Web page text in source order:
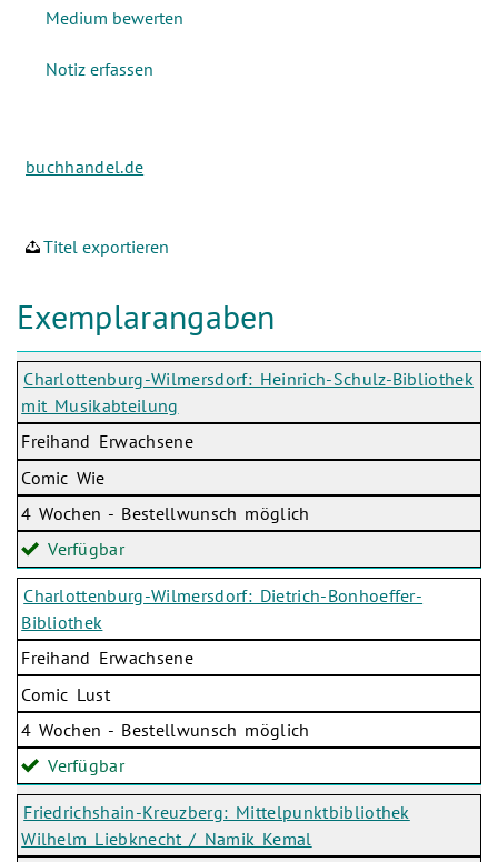
buchhandel.de
Titel exportieren
Exemplarangaben
Charlottenburg-Wilmersdorf: Heinrich-Schulz-Bibliothek
mit Musikabteilung
Freihand Erwachsene
Comic Wie
4 Wochen - Bestellwunsch möglich
Verfügbar
Charlottenburg-Wilmersdorf: Dietrich-Bonhoeffer-
Bibliothek
Freihand Erwachsene
Comic Lust
4 Wochen - Bestellwunsch möglich
Verfügbar
Friedrichshain-Kreuzberg: Mittelpunktbibliothek
Wilhelm Liebknecht / Namik Kemal